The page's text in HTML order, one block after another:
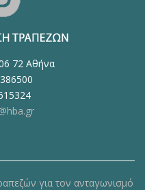
72 Αθήνα
για τον ανταγωνισμό